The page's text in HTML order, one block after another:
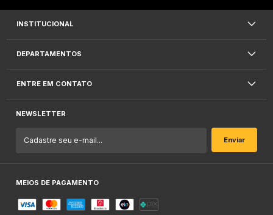
INSTITUCIONAL
DEPARTAMENTOS
ENTRE EM CONTATO
NEWSLETTER
MEIOS DE PAGAMENTO